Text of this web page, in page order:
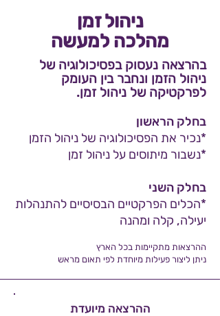
ניהול זמן
מהלכה למעשה
בהרצאה נעסוק בפסיכולוגיה של
ניהול הזמן ונחבר בין העומק
לפרקטיקה של ניהול זמן.
בחלק הראשון
*נכיר את הפסיכולוגיה של ניהול הזמן
*נשבור מיתוסים על ניהול זמן
בחלק השני
*הכלים הפרקטיים הבסיסיים להתנהלות
יעילה, קלה ומהנה
ההרצאות מתקיימות בכל הארץ
ניתן ליצור פעילות מיוחדת לפי תאום מראש
ההרצאה מיועדת